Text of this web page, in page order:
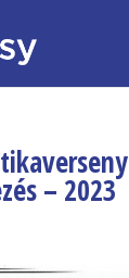
– 2023